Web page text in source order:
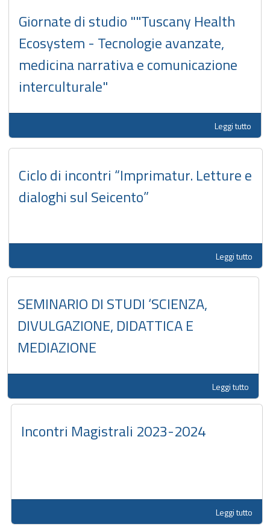
Giornate di studio ""Tuscany Health
Ecosystem - Tecnologie avanzate,
medicina narrativa e comunicazione
interculturale"
Leggi tutto
Ciclo di incontri “Imprimatur. Letture e
dialoghi sul Seicento”
Leggi tutto
SEMINARIO DI STUDI ‘SCIENZA,
DIVULGAZIONE, DIDATTICA E
MEDIAZIONE
Leggi tutto
Incontri Magistrali 2023-2024
Leggi tutto